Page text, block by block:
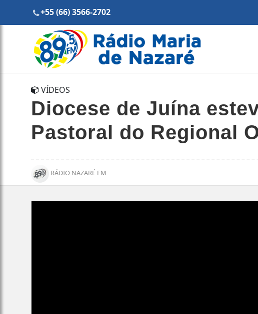
+55 (66) 3566-2702
VÍDEOS
Diocese de Juína
Pastoral do Regional
RÁDIO NAZARÉ FM